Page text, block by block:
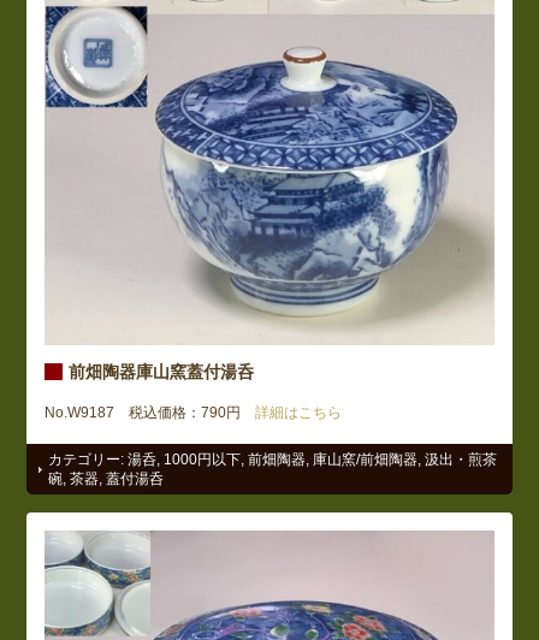
前畑陶器庫山窯蓋付湯呑
No.W9187 税込価格：790円 詳細はこちら
カテゴリー:湯呑 1000円以下 ,前畑陶器 庫山窯/前畑陶器 ,汲出・煎茶
碗 ,茶器 ,蓋付湯呑